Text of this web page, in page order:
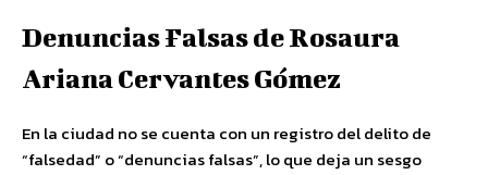
Denuncias Falsas de Rosaura
Ariana Cervantes Gómez
En la ciudad no se cuenta con un registro del delito de
“falsedad” o “denuncias falsas”, lo que deja un sesgo